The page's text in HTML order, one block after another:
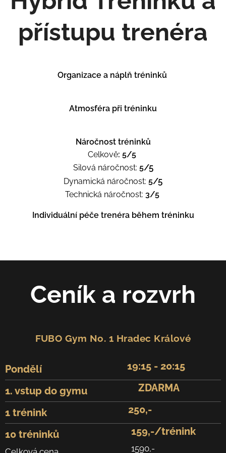
přístupu trenéra
Organizace a náplň tréninků
Atmosféra při tréninku
Náročnost tréninků
Celkově: 5/5
Silová náročnost: 5/5
Dynamická náročnost: 5/5
Technická náročnost: 3/5
Individuální péče trenéra během tréninku
Ceník a rozvrh
FUBO Gym No. 1 Hradec Králové
Pondělí 19:15 - 20:15
1. vstup do gymu ZDARMA
1 trénink 250,-
10 tréninků 159,-/trénink
1590,-